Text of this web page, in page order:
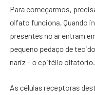
Para começarmos,
olfato funciona. Quando
presentes no ar entram
pequeno pedaço de
nariz – o epitélio olfatório.
As células receptoras